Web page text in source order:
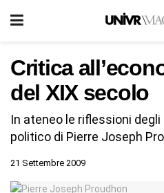
Critica
del XIX secolo
In ateneo le riflessioni
politico di Pierre Joseph
21 Settembre 2009